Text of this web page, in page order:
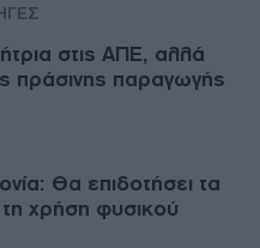
στις ΑΠΕ, αλλά
πράσινης παραγωγής
Θα επιδοτήσει τα
τη χρήση φυσικού